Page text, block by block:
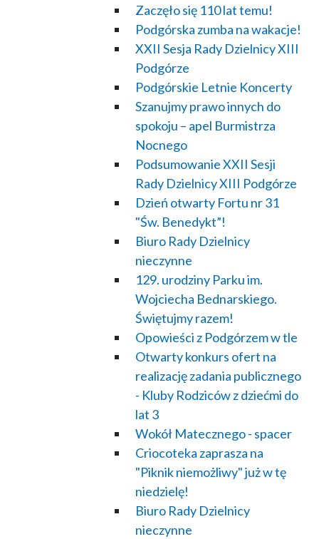
Zaczęło się 110 lat temu!
Podgórska zumba na wakacje!
XXII Sesja Rady Dzielnicy XIII
Podgórze
Podgórskie Letnie Koncerty
Szanujmy prawo innych do
spokoju – apel Burmistrza
Nocnego
Podsumowanie XXII Sesji
Rady Dzielnicy XIII Podgórze
Dzień otwarty Fortu nr 31
"Św. Benedykt”!
Biuro Rady Dzielnicy
nieczynne
129. urodziny Parku im.
Wojciecha Bednarskiego.
Świętujmy razem!
Opowieści z Podgórzem w tle
Otwarty konkurs ofert na
realizację zadania publicznego
- Kluby Rodziców z dziećmi do
lat 3
Wokół Matecznego - spacer
Criocoteka zaprasza na
"Piknik niemożliwy" już w tę
niedzielę!
Biuro Rady Dzielnicy
nieczynne